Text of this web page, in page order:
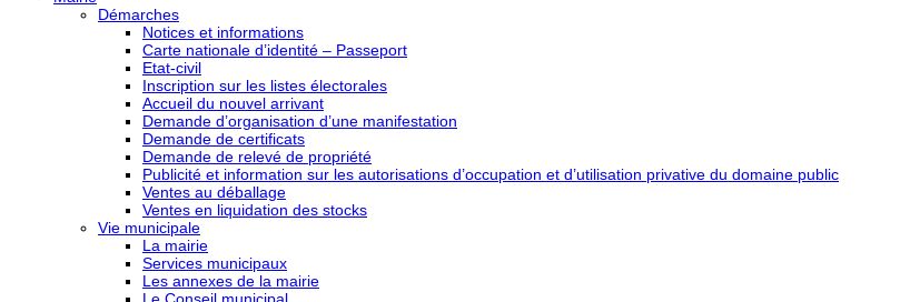
Démarches
Notices et informations
Carte nationale d’identité – Passeport
Etat-civil
Inscription sur les listes électorales
Accueil du nouvel arrivant
Demande d’organisation d’une manifestation
Demande de certificats
Demande de relevé de propriété
Publicité et information sur les autorisations d’occupation et d’utilisation privative du domaine public
Ventes au déballage
Ventes en liquidation des stocks
Vie municipale
La mairie
Services municipaux
Les annexes de la mairie